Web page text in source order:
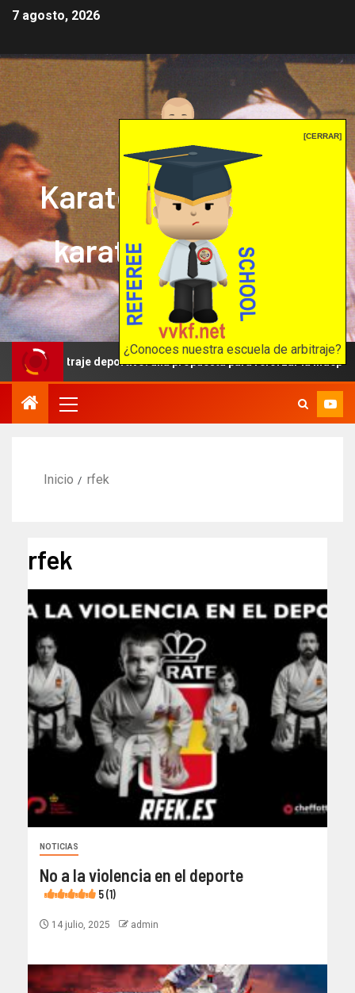
[CERRAR]
¿Conoces nuestra escuela de arbitraje?
7 agosto, 2026
Karate mrprepor: el
karate en internet
El karate en internet
una propuesta para reforzar la independencia arbitral
Inicio rfek
rfek
NOTICIAS
No a la violencia en el deporte
5 (1)
14 julio, 2025 admin